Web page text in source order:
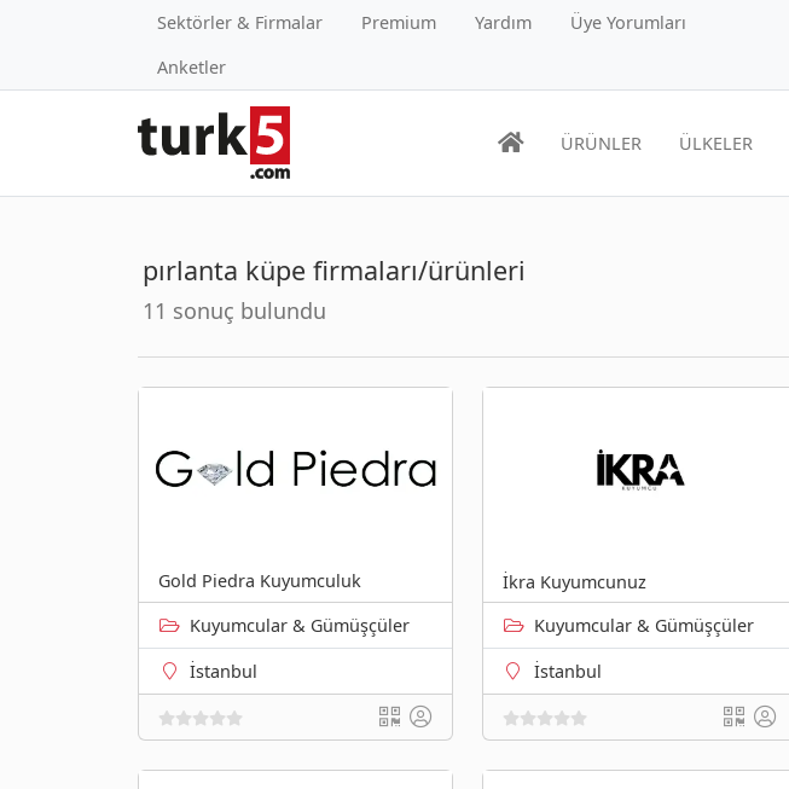
Sektörler & Firmalar Premium Yardım
Üye Yorumları
Anketler
ÜRÜNLER ÜLKELER
pırlanta küpe firmaları/ürünleri
11 sonuç bulundu
Gold Piedra Kuyumculuk
Kuyumcular & Gümüşçüler
İstanbul
İkra Kuyumcunuz
Kuyumcular & Gümüşçüler
İstanbul